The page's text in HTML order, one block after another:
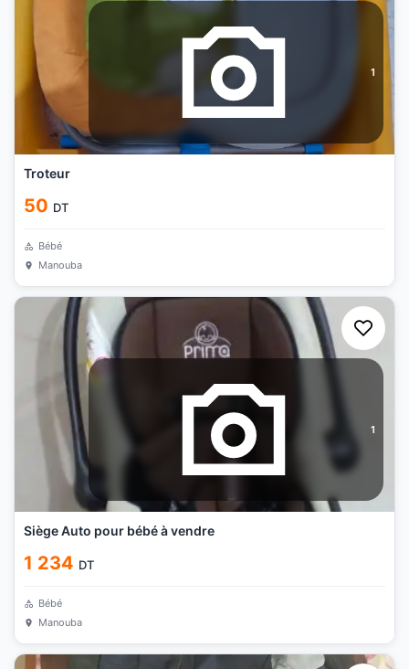
1
Troteur
50 DT
Bébé
Manouba
1
Siège Auto pour bébé à vendre
1 234 DT
Bébé
Manouba